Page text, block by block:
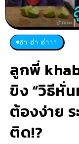
ฮ่า ฮ่า ฮ่าาา
ลูกพี่
ขิง “วิธีหั่
ต้องง่าย
ติด!?